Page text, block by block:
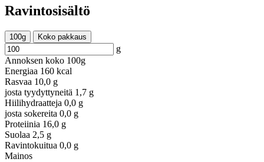
Ravintosisältö
100g Koko pakkaus
g
Annoksen koko 100g
Energiaa 160 kcal
Rasvaa 10,0 g
josta tyydyttyneitä 1,7 g
Hiilihydraatteja 0,0 g
josta sokereita 0,0 g
Proteiinia 16,0 g
Suolaa 2,5 g
Ravintokuitua 0,0 g
Mainos